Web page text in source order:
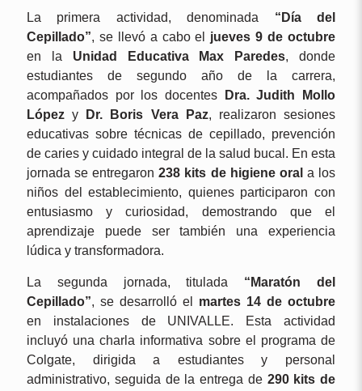
La primera actividad, denominada “Día del
Cepillado”, se llevó a cabo el jueves 9 de octubre
en la Unidad Educativa Max Paredes, donde
estudiantes de segundo año de la carrera,
acompañados por los docentes
Dra. Judith Mollo
López y Dr. Boris Vera Paz, realizaron sesiones
educativas sobre técnicas de cepillado, prevención
de caries y cuidado integral de la salud bucal. En esta
jornada se entregaron238 kits de higiene oral a los
niños del establecimiento, quienes participaron con
entusiasmo y curiosidad, demostrando que el
aprendizaje puede ser también una experiencia
lúdica y transformadora.
La segunda jornada, titulada “Maratón del
Cepillado”, se desarrolló el martes 14 de octubre
en instalaciones de UNIVALLE. Esta actividad
incluyó una charla informativa sobre el programa de
Colgate, dirigida a estudiantes y personal
administrativo, seguida de la entrega de 290 kits de